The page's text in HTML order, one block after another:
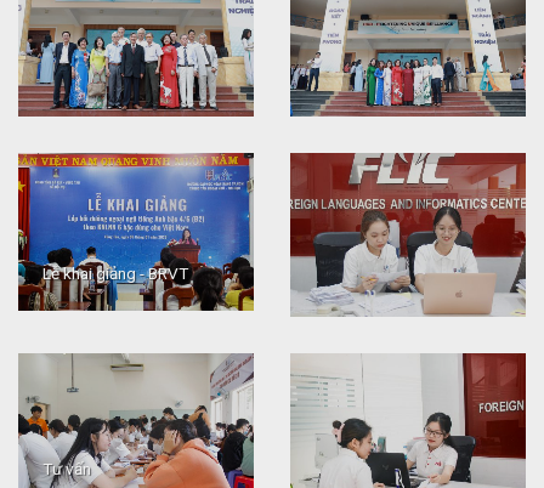
Lễ khai giảng - BRVT
Tư vấn